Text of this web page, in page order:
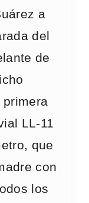
a
del
de
LL-11
que
con
los